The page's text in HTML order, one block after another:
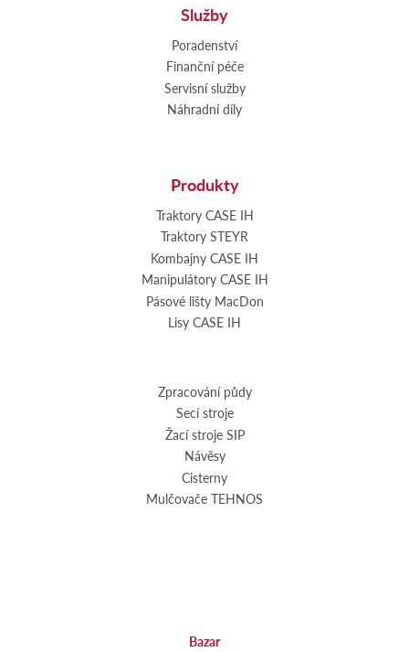
Služby
Poradenství
Finanční péče
Servisní služby
Náhradní díly
Produkty
Traktory CASE IH
Traktory STEYR
Kombajny CASE IH
Manipulátory CASE IH
Pásové lišty MacDon
Lisy CASE IH
Zpracování půdy
Secí stroje
Žací stroje SIP
Návěsy
Cisterny
Mulčovače TEHNOS
Bazar